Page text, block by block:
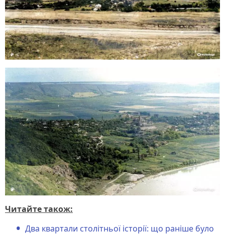
Читайте також:
Два квартали столітньої історії: що раніше було